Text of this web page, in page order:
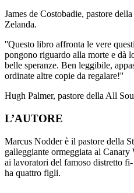
James de Costobadie, pastore
Zelanda.
''Questo libro affronta le vere
pongono riguardo alla morte e dà
belle speranze. Ben leggibile,
ordinate altre copie da regalare!''
Hugh Palmer, pastore della All
L’AUTORE
Marcus Nodder è il pastore della
galleggiante ormeggiata al
ai lavoratori del famoso distretto
ha quattro figli.